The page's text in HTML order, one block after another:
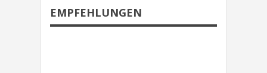
EMPFEHLUNGEN